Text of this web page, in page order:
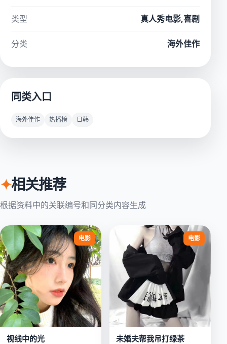
类型 真人秀电影,喜剧
分类 海外佳作
同类入口
海外佳作 热播榜 日韩
✦相关推荐
根据资料中的关联编号和同分类内容生成
电影
视线中的光
电影
未婚夫帮我吊打绿茶